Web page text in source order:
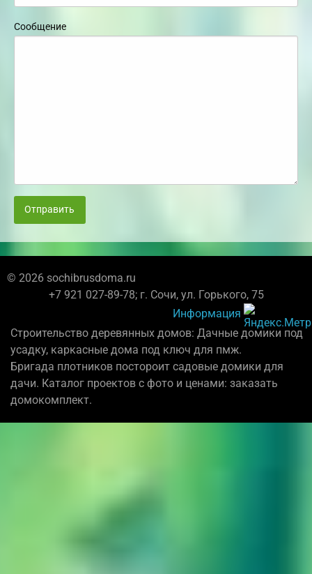
Сообщение
Отправить
© 2026 sochibrusdoma.ru
+7 921 027-89-78; г. Сочи, ул. Горького, 75
Информация
Строительство деревянных домов: Дачные домики под
усадку, каркасные дома под ключ для пмж.
Бригада плотников постороит садовые домики для
дачи. Каталог проектов с фото и ценами: заказать
домокомплект.